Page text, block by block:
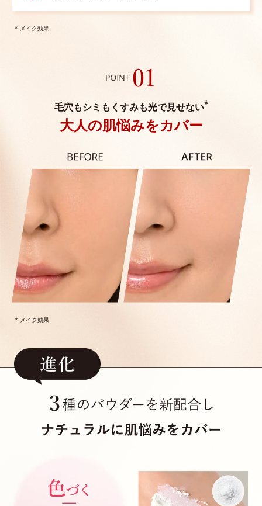
* メイク効果
毛穴もシミもくすみも光で見せない*
大人の肌悩みをカバー
* メイク効果